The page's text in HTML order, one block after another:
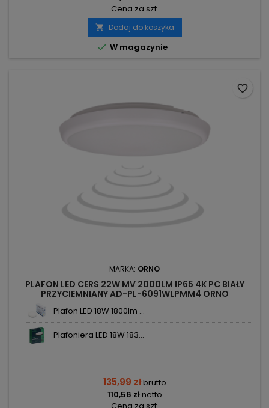
Cena za szt.
 Dodaj do koszyka
 W magazynie
MARKA: ORNO
PLAFON LED CERS 22W MV 2000LM IP65 4K PC BIAŁY
PRZYCIEMNIANY AD-PL-6091WLPMM4 ORNO
Plafon LED 18W 1800lm ...
Plafoniera LED 18W 183...
135,99 złbrutto
110,56 złnetto
favorite_border